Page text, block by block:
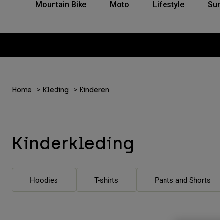
Mountain Bike Moto Lifestyle
Home Kleding Kinderen
Kinderkleding
Hoodies T-shirts Pants and Shorts